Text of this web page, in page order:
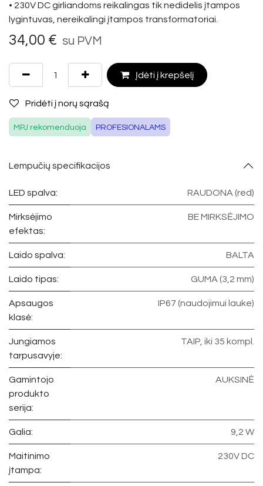
• 230V DC girliandoms reikalingas tik nedidelis įtampos
lygintuvas, nereikalingi įtampos transformatoriai.
34,00 € su PVM
Įdėti į krepšelį
Pridėti į norų sąrašą
MPJ rekomenduoja PROFESIONALAMS
Lempučių specifikacijos
LED spalva: RAUDONA (red)
Mirksėjimo
efektas:
BE MIRKSĖJIMO
Laido spalva: BALTA
Laido tipas: GUMA (3,2 mm)
Apsaugos
klasė:
IP67 (naudojimui lauke)
Jungiamos
tarpusavyje:
TAIP, iki 35 kompl.
Gamintojo
produkto
serija:
AUKSINĖ
Galia: 9,2 W
Maitinimo
įtampa:
230V DC